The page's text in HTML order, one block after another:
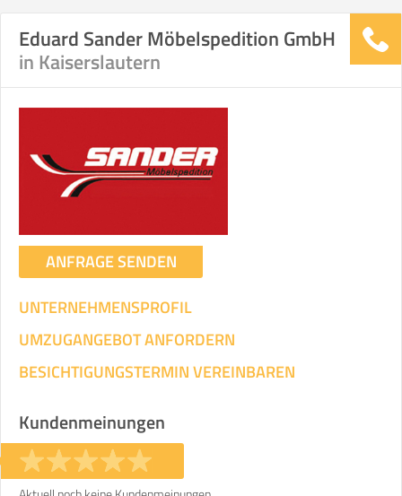
UMZUGSVERGLEICH
Vergleichsergebnis basierend auf Ihren
Transportieren
Ihre Angaben:
am
Wohnfläche:m² Entfernung:
Gewicht: kg
Eduard Sander Möbelspedition GmbH
in Kaiserslautern
ANFRAGE SENDEN
UNTERNEHMENSPROFIL
UMZUGANGEBOT ANFORDERN
BESICHTIGUNGSTERMIN VEREINBAREN
Kundenmeinungen